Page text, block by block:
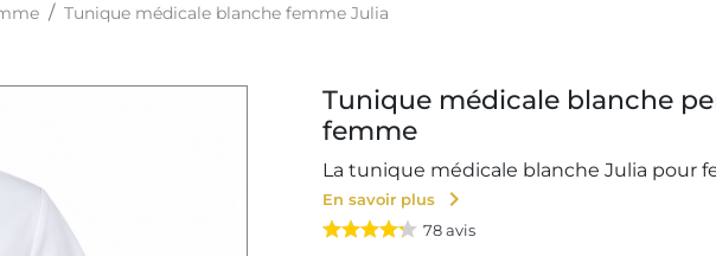
Tunique médicale blanche femme Julia
Tunique médicale blanche
femme
La tunique médicale blanche Julia pour
En savoir plus chevron_right
78avis